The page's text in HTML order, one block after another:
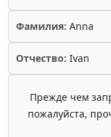
Фамилия: Anna
Отчество: Ivan
Прежде чем
пожалуйста,